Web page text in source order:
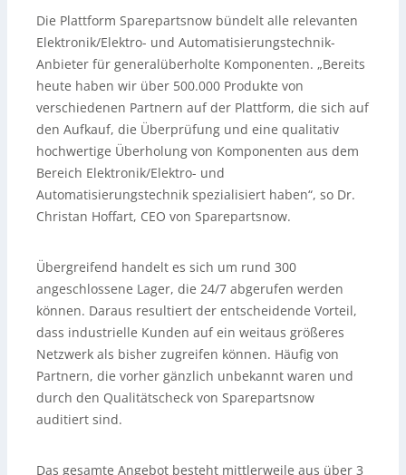
Die Plattform Sparepartsnow bündelt alle relevanten
Elektronik/Elektro- und Automatisierungstechnik-
Anbieter für generalüberholte Komponenten. „Bereits
heute haben wir über 500.000 Produkte von
verschiedenen Partnern auf der Plattform, die sich auf
den Aufkauf, die Überprüfung und eine qualitativ
hochwertige Überholung von Komponenten aus dem
Bereich Elektronik/Elektro- und
Automatisierungstechnik spezialisiert haben“, so Dr.
Christan Hoffart, CEO von Sparepartsnow.
Übergreifend handelt es sich um rund 300
angeschlossene Lager, die 24/7 abgerufen werden
können. Daraus resultiert der entscheidende Vorteil,
dass industrielle Kunden auf ein weitaus größeres
Netzwerk als bisher zugreifen können. Häufig von
Partnern, die vorher gänzlich unbekannt waren und
durch den Qualitätscheck von Sparepartsnow
auditiert sind.
Das gesamte Angebot besteht mittlerweile aus über 3